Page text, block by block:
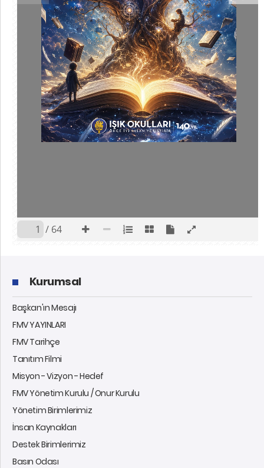
Kurumsal
Başkan'ın Mesajı
FMV YAYINLARI
FMV Tarihçe
Tanıtım Filmi
Misyon - Vizyon - Hedef
FMV Yönetim Kurulu / Onur Kurulu
Yönetim Birimlerimiz
İnsan Kaynakları
Destek Birimlerimiz
Basın Odası